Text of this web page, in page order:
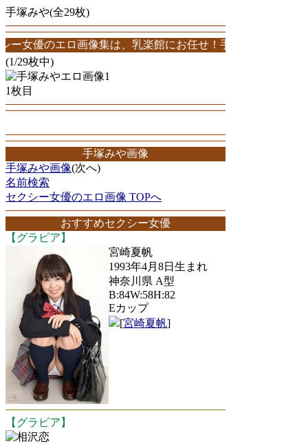
手塚みや(全29枚)
のエロ画像集は、乳楽館にお任せ！手塚みやエロ画像が29
(1/29枚中)
1枚目
手塚みや画像
手塚みや画像(次へ)
名前検索
セクシー女優のエロ画像 TOPへ
おすすめセクシー女優
【グラビア】
宮崎夏帆
1993年4月8日生まれ
神奈川県 A型
B:84W:58H:82
Eカップ
[宮崎夏帆]
【グラビア】
相沢恋